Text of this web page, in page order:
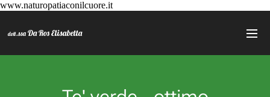
www.naturopatiaconilcuore.it
dott.ssa Da Ros Elisabetta